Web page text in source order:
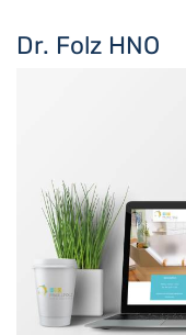
Dr. Folz HNO